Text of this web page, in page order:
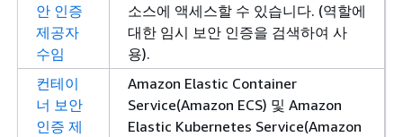
안 인증
제공자
수임
소스에 액세스할 수 있습니다. (역할에
대한 임시 보안 인증을 검색하여 사
용).
컨테이
너 보안
인증 제
Amazon Elastic Container
Service(Amazon ECS) 및 Amazon
Elastic Kubernetes Service(Amazon